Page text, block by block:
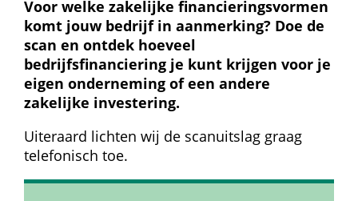
Voor welke zakelijke financieringsvormen
komt jouw bedrijf in aanmerking? Doe de
scan en ontdek hoeveel
bedrijfsfinanciering je kunt krijgen voor je
eigen onderneming of een andere
zakelijke investering.
Uiteraard lichten wij de scanuitslag graag
telefonisch toe.